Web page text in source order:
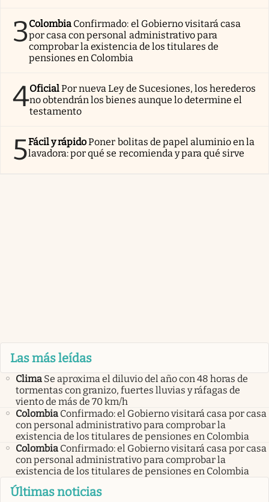
3Colombia Confirmado: el Gobierno visitará casa
por casa con personal administrativo para
comprobar la existencia de los titulares de
pensiones en Colombia
4OficialPor nueva Ley de Sucesiones, los herederos
no obtendrán los bienes aunque lo determine el
testamento
5Fácil y rápidoPoner bolitas de papel aluminio en la
lavadora: por qué se recomienda y para qué sirve
Las más leídas
Clima Se aproxima el diluvio del año con 48 horas de
tormentas con granizo, fuertes lluvias y ráfagas de
viento de más de 70 km/h
Colombia Confirmado: el Gobierno visitará casa por casa
con personal administrativo para comprobar la
existencia de los titulares de pensiones en Colombia
Colombia Confirmado: el Gobierno visitará casa por casa
con personal administrativo para comprobar la
existencia de los titulares de pensiones en Colombia
Últimas noticias